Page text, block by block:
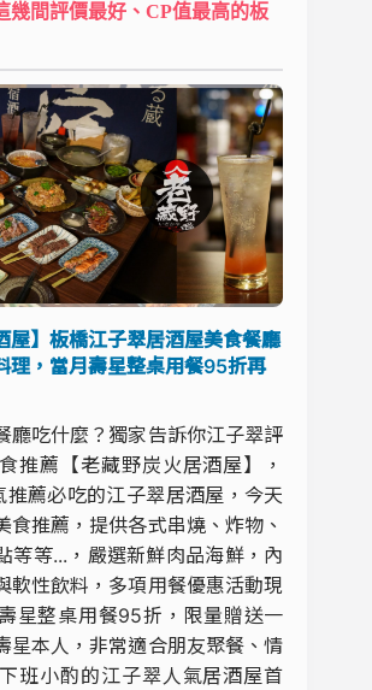
幾間評價最好、CP值最高的板
屋】板橋江子翠居酒屋美食餐廳
理，當月壽星整桌用餐95折再
廳吃什麼？獨家告訴你江子翠評
推薦【老藏野炭火居酒屋】，
薦必吃的江子翠居酒屋，今天
食推薦，提供各式串燒、炸物、
等等...，嚴選新鮮肉品海鮮，內
軟性飲料，多項用餐優惠活動現
星整桌用餐95折，限量贈送一
星本人，非常適合朋友聚餐、情
班小酌的江子翠人氣居酒屋首